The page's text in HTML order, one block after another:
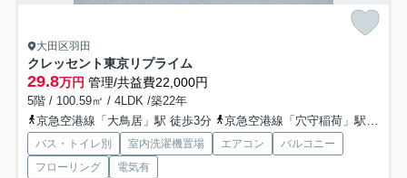
大田区羽田
クレッセント東京リプライム
29.8万円 管理/共益費22,000円
5階 / 100.59㎡ / 4LDK /築22年
京急空港線「大鳥居」駅 徒歩3分
京急空港線「穴守稲荷」駅 徒歩7分
バス・トイレ別 室内洗濯機置場 エアコン
バルコニー
フローリング
電気有